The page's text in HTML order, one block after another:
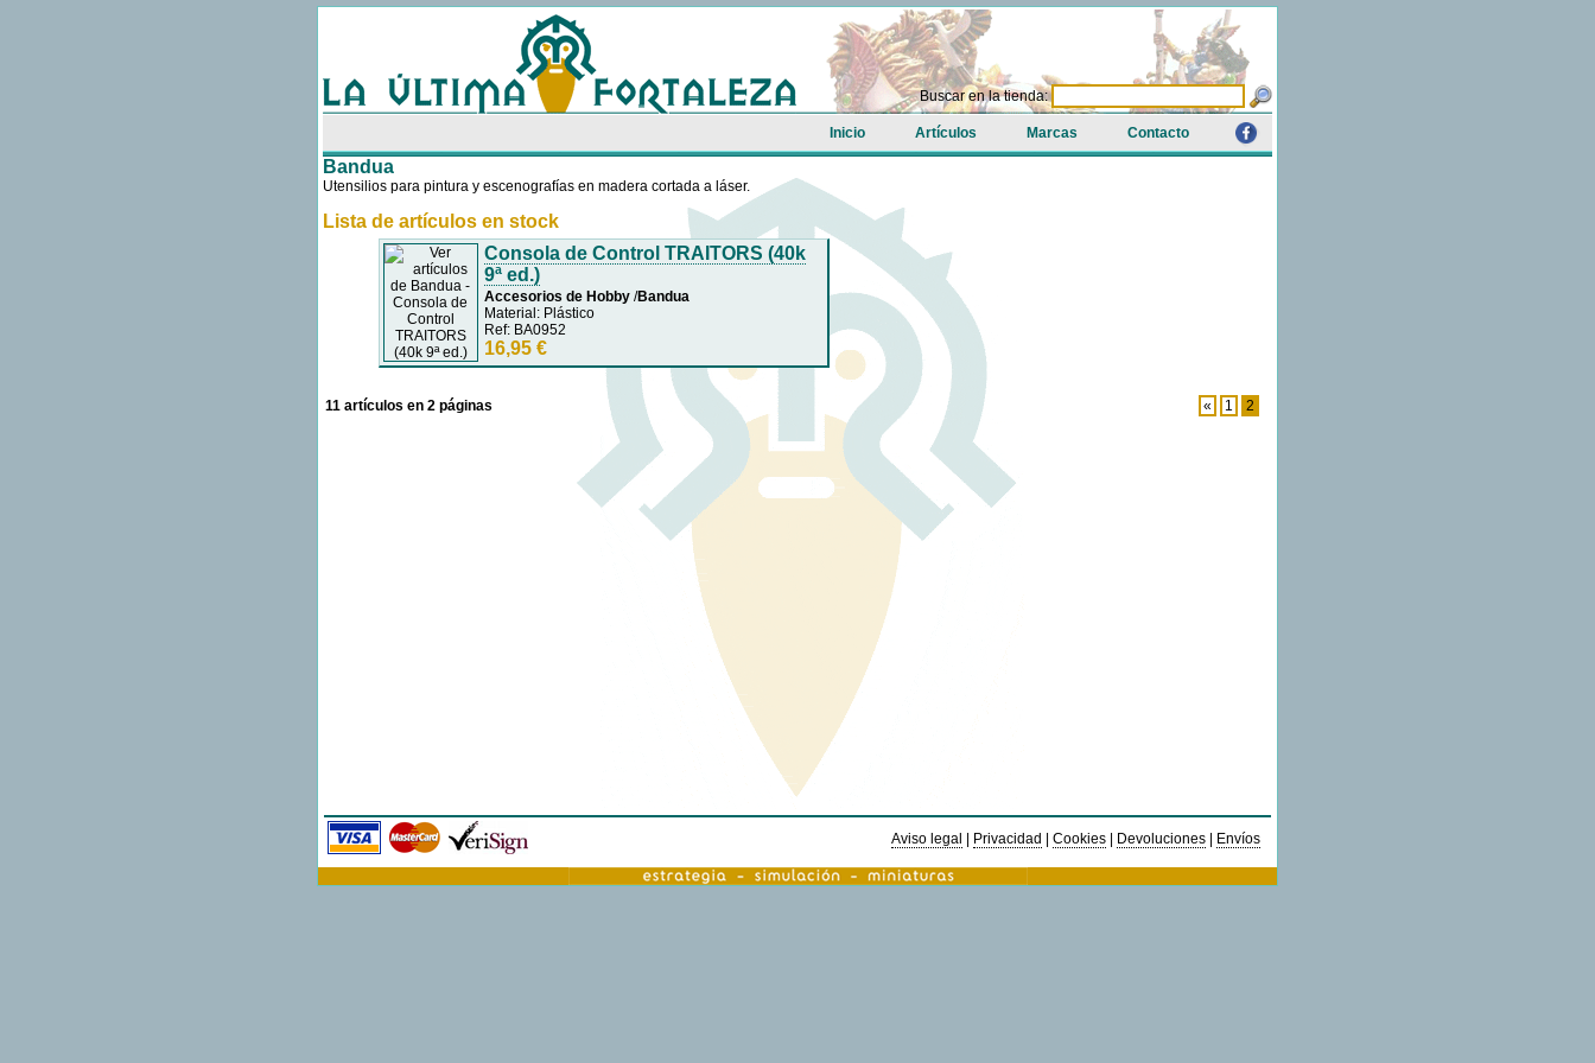
Buscar en la tienda:
Inicio Artículos Marcas Contacto
Bandua
Utensilios para pintura y escenografías en madera cortada a láser.
Lista de artículos en stock
Consola de Control TRAITORS (40k
9ª ed.)
Accesorios de Hobby/Bandua
Material: Plástico
Ref: BA0952
16,95 €
11 artículos en 2 páginas « 1 2
Aviso legal Privacidad Cookies Devoluciones Envíos